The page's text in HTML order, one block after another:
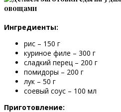
овощами
Ингредиенты:
рис – 150 г
куриное филе – 300 г
сладкий перец – 200 г
помидоры – 200 г
лук – 50 г
соевый соус – 100 мл
Приготовление: